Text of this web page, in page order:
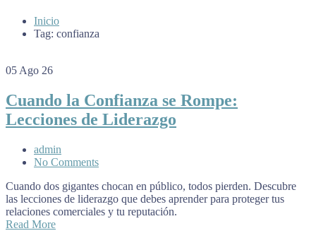
Inicio
Tag: confianza
05 Ago 26
Cuando la Confianza se Rompe:
Lecciones de Liderazgo
admin
No Comments
Cuando dos gigantes chocan en público, todos pierden. Descubre
las lecciones de liderazgo que debes aprender para proteger tus
relaciones comerciales y tu reputación.
Read More